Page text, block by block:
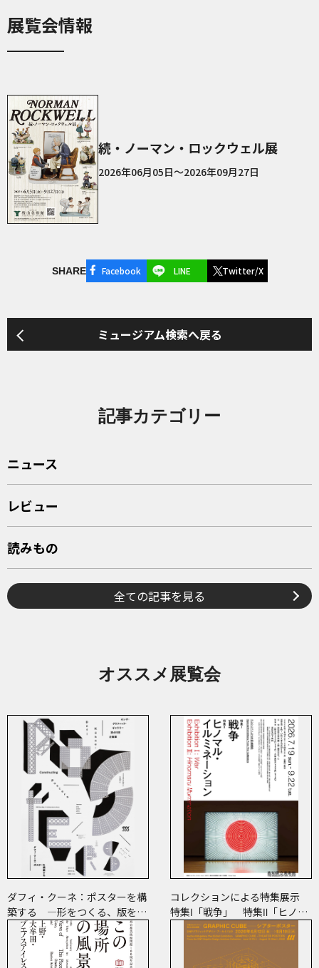
展覧会情報
続・ノーマン・ロックウェル展
2026年06月05日～2026年09月27日
SHARE Facebook LINE Twitter/X
ミュージアム検索へ戻る
記事カテゴリー
ニュース
レビュー
読みもの
全ての記事を見る
オススメ展覧会
ダフィ・クーネ：ポスターを構
築する ―形をつくる、版をつ
くる、表現をつくる―
コレクションによる特集展示
特集Ⅰ「戦争」 特集Ⅱ「ヒノマ
ル・イルミネーション」